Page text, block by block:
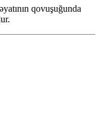
qovuşuğunda